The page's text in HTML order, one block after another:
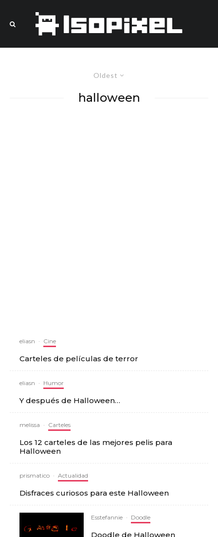
Oldest
halloween
eliasn · Cine
Carteles de películas de terror
eliasn · Humor
Y después de Halloween…
melissa · Carteles
Los 12 carteles de las mejores pelis para
Halloween
prismatico · Actualidad
Disfraces curiosos para este Halloween
Esstefannie · Doodle
Doodle de Halloween